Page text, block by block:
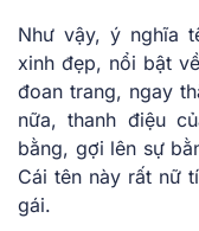
Như vậy, ý nghĩa
xinh đẹp, nổi bật
đoan trang, ngay
nữa, thanh điệu
bằng, gợi lên sự
Cái tên này rất nữ
gái.